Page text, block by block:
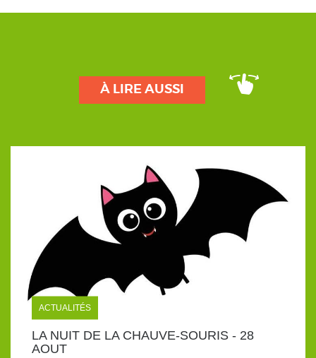
À LIRE AUSSI
ACTUALITÉS
LA NUIT DE LA CHAUVE-SOURIS - 28
AOUT